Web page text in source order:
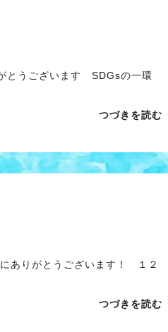
とうございます SDGsの一環
つづきを読む
ありがとうございます！ １２
つづきを読む